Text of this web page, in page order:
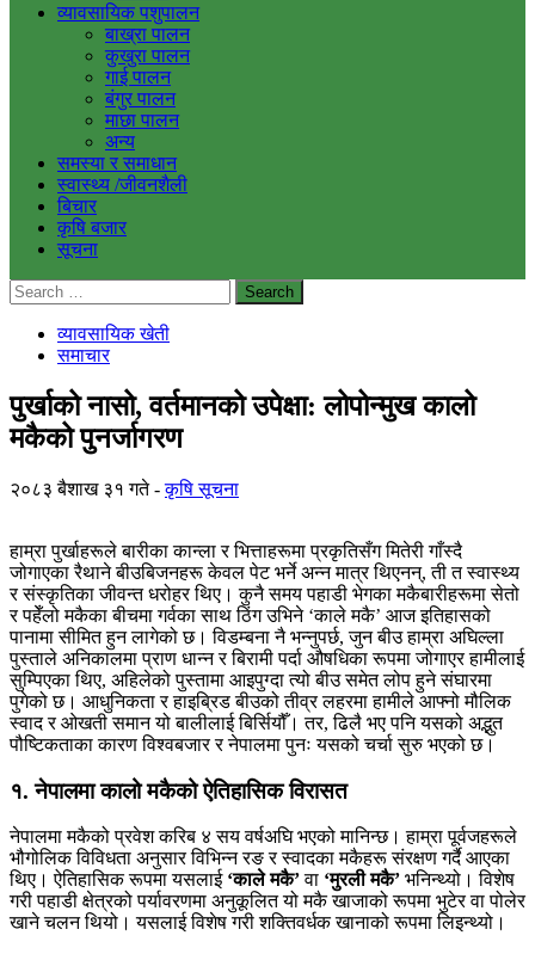
व्यावसायिक पशुपालन
बाख्रा पालन
कुखुरा पालन
गाई पालन
बंगुर पालन
माछा पालन
अन्य
समस्या र समाधान
स्वास्थ्य /जीवनशैली
बिचार
कृषि बजार
सूचना
Search
for:
व्यावसायिक खेती
समाचार
पुर्खाको नासो, वर्तमानको उपेक्षा: लोपोन्मुख कालो
मकैको पुनर्जागरण
२०८३ बैशाख ३१ गते कृषि सूचना
हाम्रा पुर्खाहरूले बारीका कान्ला र भित्ताहरूमा प्रकृतिसँग मितेरी गाँस्दै
जोगाएका रैथाने बीउबिजनहरू केवल पेट भर्ने अन्न मात्र थिएनन्, ती त स्वास्थ्य
र संस्कृतिका जीवन्त धरोहर थिए। कुनै समय पहाडी भेगका मकैबारीहरूमा सेतो
र पहेँलो मकैका बीचमा गर्वका साथ ठिंग उभिने ‘काले मकै’ आज इतिहासको
पानामा सीमित हुन लागेको छ। विडम्बना नै भन्नुपर्छ, जुन बीउ हाम्रा अघिल्ला
पुस्ताले अनिकालमा प्राण धान्न र बिरामी पर्दा औषधिका रूपमा जोगाएर हामीलाई
सुम्पिएका थिए, अहिलेको पुस्तामा आइपुग्दा त्यो बीउ समेत लोप हुने संघारमा
पुगेको छ। आधुनिकता र हाइब्रिड बीउको तीव्र लहरमा हामीले आफ्नो मौलिक
स्वाद र ओखती समान यो बालीलाई बिर्सियौँ। तर, ढिलै भए पनि यसको अद्भुत
पौष्टिकताका कारण विश्वबजार र नेपालमा पुनः यसको चर्चा सुरु भएको छ।
१. नेपालमा कालो मकैको ऐतिहासिक विरासत
नेपालमा मकैको प्रवेश करिब ४ सय वर्षअघि भएको मानिन्छ। हाम्रा पूर्वजहरूले
भौगोलिक विविधता अनुसार विभिन्न रङ र स्वादका मकैहरू संरक्षण गर्दै आएका
थिए। ऐतिहासिक रूपमा यसलाई ‘काले मकै’वा ‘मुरली मकै’ भनिन्थ्यो। विशेष
गरी पहाडी क्षेत्रको पर्यावरणमा अनुकूलित यो मकै खाजाको रूपमा भुटेर वा पोलेर
खाने चलन थियो। यसलाई विशेष गरी शक्तिवर्धक खानाको रूपमा लिइन्थ्यो।